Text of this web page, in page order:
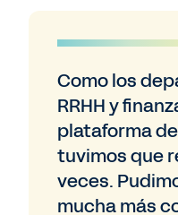
Como los
RRHH y
plataforma
tuvimos que
veces.
mucha más